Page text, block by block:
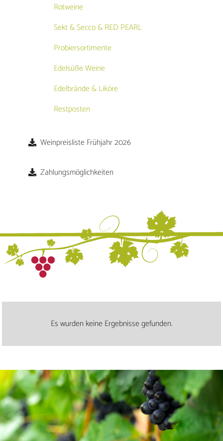
Rotweine
Sekt & Secco & RED PEARL
Probiersortimente
Edelsüße Weine
Edelbrände & Liköre
Restposten
Weinpreisliste Frühjahr 2026
Zahlungsmöglichkeiten
Es wurden keine Ergebnisse gefunden.